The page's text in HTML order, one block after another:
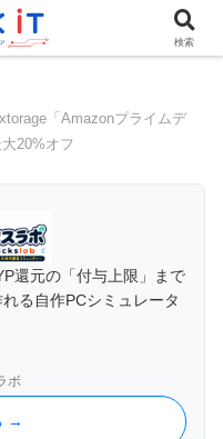
来をもっと身近に』
「Amazonプライムデ
20%オフ
還元の「付与上限」まで
る自作PCシミュレータ
ボ
→
検索